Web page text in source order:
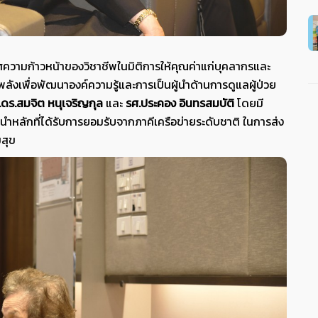
วามก้าวหน้าของวิชาชีพในมิติการให้คุณค่าแก่บุคลากรและ
ลังเพื่อพัฒนาองค์ความรู้และการเป็นผู้นำด้านการดูแลผู้ป่วย
ร.สมจิต หนุเจริญกุล และ รศ.ประคอง อินทรสมบัติโดยมี
ำหลักที่ได้รับการยอมรับจากภาคีเครือข่ายระดับชาติ ในการส่ง
ข